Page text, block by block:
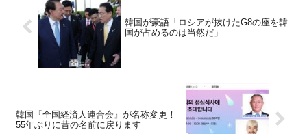
韓国が豪語「ロシアが抜けたG8の座を韓
国が占めるのは当然だ」
韓国『全国経済人連合会』が名称変更！
55年ぶりに昔の名前に戻ります